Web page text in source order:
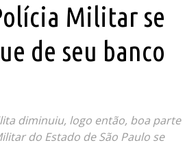
Militar se
de seu banco
diminuiu, logo então, boa parte
do Estado de São Paulo se